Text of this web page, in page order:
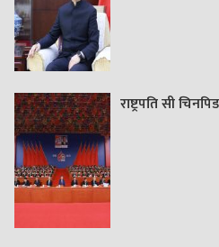
राष्ट्रपति सी